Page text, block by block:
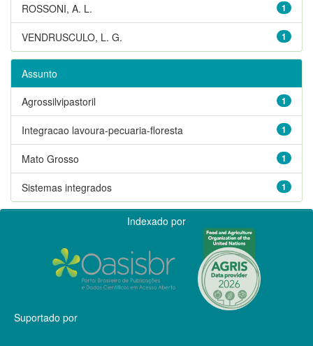
1
ROSSONI, A. L.
1
VENDRUSCULO, L. G.
Assunto
1
Agrossilvipastoril
1
Integracao lavoura-pecuaria-floresta
1
Mato Grosso
1
Sistemas integrados
Indexado por
Suportado por